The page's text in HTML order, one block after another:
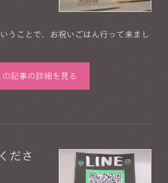
うことで、お祝いごはん行って来まし
の記事の詳細を見る
ださ